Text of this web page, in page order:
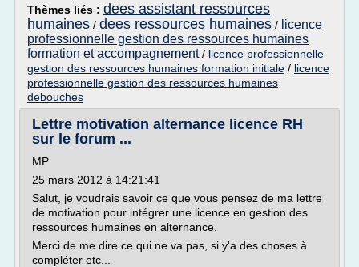
Thèmes liés : dees assistant ressources
humaines / dees ressources humaines / licence
professionnelle gestion des ressources humaines
formation et accompagnement/ licence professionnelle
gestion des ressources humaines formation initiale / licence
professionnelle gestion des ressources humaines
debouches
Lettre motivation alternance licence RH
sur le forum ...
MP
25 mars 2012 à 14:21:41
Salut, je voudrais savoir ce que vous pensez de ma lettre
de motivation pour intégrer une licence en gestion des
ressources humaines en alternance.
Merci de me dire ce qui ne va pas, si y'a des choses à
compléter etc...